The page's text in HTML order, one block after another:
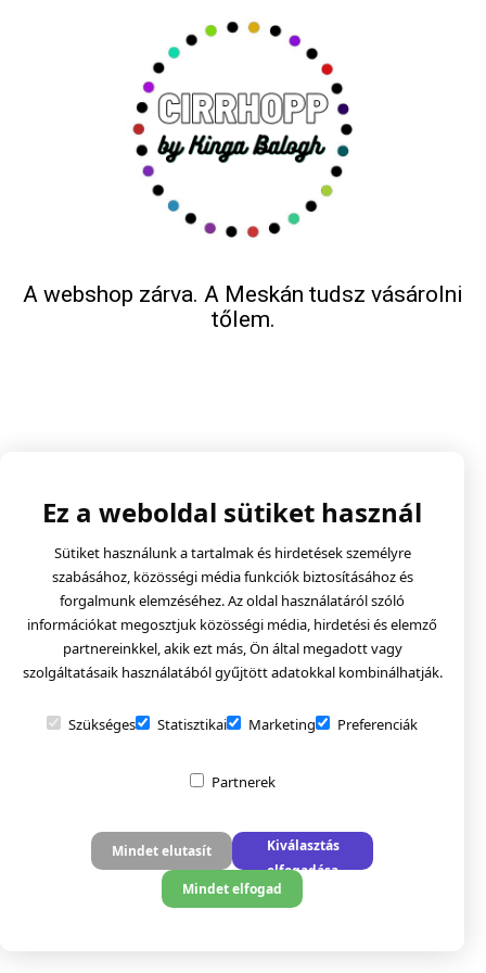
A webshop zárva. A Meskán tudsz vásárolni
tőlem.
Ez a weboldal sütiket használ
Sütiket használunk a tartalmak és hirdetések személyre
szabásához, közösségi média funkciók biztosításához és
forgalmunk elemzéséhez. Az oldal használatáról szóló
információkat megosztjuk közösségi média, hirdetési és elemző
partnereinkkel, akik ezt más, Ön által megadott vagy
szolgáltatásaik használatából gyűjtött adatokkal kombinálhatják.
Szükséges Statisztikai Marketing Preferenciák
Partnerek
Mindet elutasít
Kiválasztás
elfogadása
Mindet elfogad